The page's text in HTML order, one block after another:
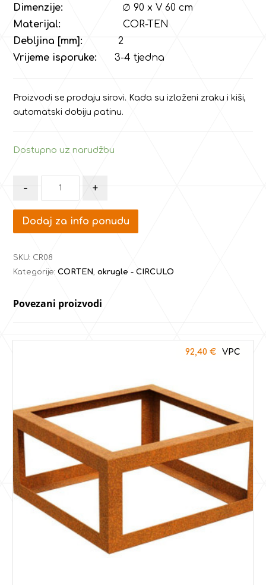
Dimenzije:
∅ 90 x V 60 cm
Materijal:
COR-TEN
Debljina [mm]:
2
Vrijeme isporuke:
3-4 tjedna
Proizvodi se prodaju sirovi. Kada su izloženi zraku i kiši,
automatski dobiju patinu.
Dostupno uz narudžbu
- +
Dodaj za info ponudu
SKU: CR08
Kategorije:CORTEN,okrugle - CIRCULO
Povezani proizvodi
92,40 €